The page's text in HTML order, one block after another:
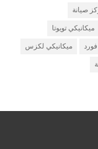
صيانة
ميكانيكي تويوتا
ميكانيكي لكزس